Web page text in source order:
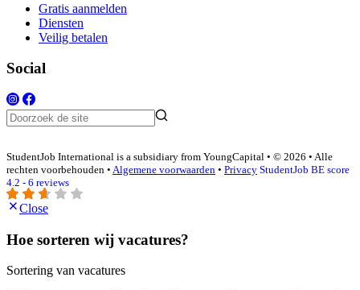
Gratis aanmelden
Diensten
Veilig betalen
Social
StudentJob International is a subsidiary from YoungCapital • © 2026 • Alle
rechten voorbehouden • Algemene voorwaarden • Privacy StudentJob BE score
4.2 - 6 reviews
Close
Hoe sorteren wij vacatures?
Sortering van vacatures